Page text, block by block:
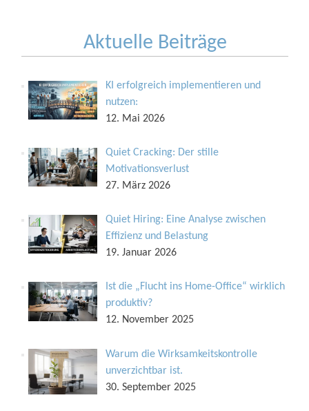
Aktuelle Beiträge
KI erfolgreich implementieren und
nutzen:
12. Mai 2026
Quiet Cracking: Der stille
Motivationsverlust
27. März 2026
Quiet Hiring: Eine Analyse zwischen
Effizienz und Belastung
19. Januar 2026
Ist die „Flucht ins Home-Office“ wirklich
produktiv?
12. November 2025
Warum die Wirksamkeitskontrolle
unverzichtbar ist.
30. September 2025